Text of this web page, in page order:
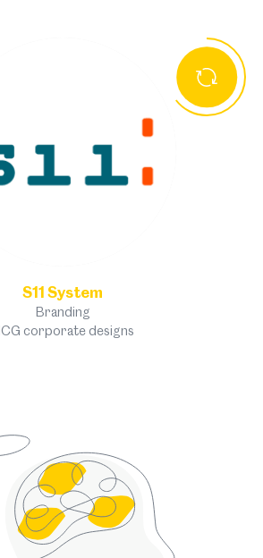
S11 System
Branding
corporate designs
kreativland.tirol und TIROL 2050
Der Podcast zum RUPTUR
interdisziplinärer Projekte
Kreativschaffende und
Außerdem erhalten die
& Originalität,
Umsetzbarkeit &
als iCal laden